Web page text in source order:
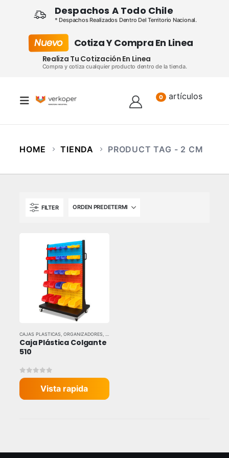
Despachos A Todo Chile
* Despachos Realizados Dentro Del Territorio Nacional.
Nuevo Cotiza Y Compra En Linea
Realiza Tu Cotización En Linea
Compra y cotiza cualquier producto dentro de la tienda.
0 artículos
HOME TIENDA PRODUCT TAG - 2 CM
FILTER
CAJAS PLASTICAS ORGANIZADORES
Caja Plástica Colgante
510
0out of 5
Vista rapida